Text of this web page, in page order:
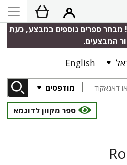
מבחר ספרים נוספים במבצע, כעת
המבצעים.
English
מודפסים
ספר מקוון לדוגמא